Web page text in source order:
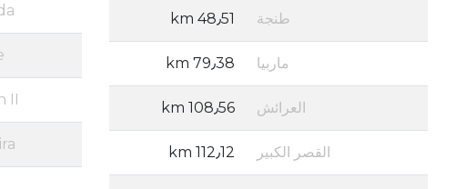
طنجة 48٫51 km
ماربيا 79٫38 km
العرائش 108٫56 km
القصر الكبير 112٫12 km
II